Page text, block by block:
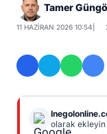
Tamer
11 HAZIRAN 2026 10:54
olarak ekleyin